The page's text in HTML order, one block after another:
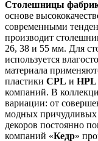
Столешницы
основе
современными
производит
26, 38 и 55 мм. Для
используется
материала
пластики CPL и HPL
компаний. В
вариации: от
модных
декоров постоянно
компаний «Кедр»